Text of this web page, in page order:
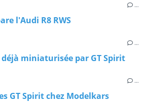
…
l'Audi R8 RWS
…
déjà miniaturisée par GT Spirit
…
GT Spirit chez Modelkars